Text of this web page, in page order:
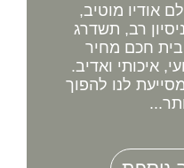
אודיו מוטיב,
רב, תשדרג
חכם מחיר
איכותי ואדיב.
לנו להפוך